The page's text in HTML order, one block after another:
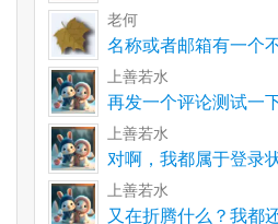
老何
名称或者邮箱有一个
核呀
上善若水
再发一个评论测试一
上善若水
对啊，我都属于登录
和邮箱都没有单独输
上善若水
又在折腾什么？我都